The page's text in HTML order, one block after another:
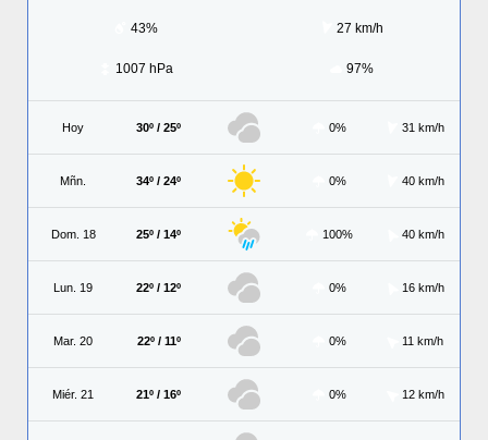
43% 27 km/h
1007 hPa 97%
Hoy 30º / 25º 0% 31 km/h
Mñn. 34º / 24º 0% 40 km/h
Dom. 18 25º / 14º 100% 40 km/h
Lun. 19 22º / 12º 0% 16 km/h
Mar. 20 22º / 11º 0% 11 km/h
Miér. 21 21º / 16º 0% 12 km/h